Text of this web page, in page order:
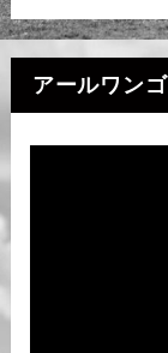
アールワン